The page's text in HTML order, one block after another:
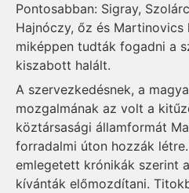
Pontosabban: Sigray,
Hajnóczy, őz és
miképpen tudták fogadni a
kiszabott halált.
A szervezkedésnek, a
mozgalmának az volt a
köztársasági államformát
forradalmi úton hozzák
emlegetett krónikák szerint
kívánták előmozdítani.